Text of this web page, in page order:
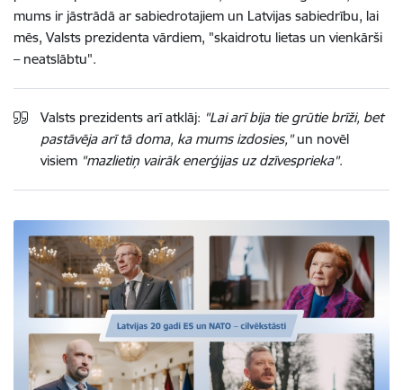
mums ir jāstrādā ar sabiedrotajiem un Latvijas sabiedrību, lai
mēs, Valsts prezidenta vārdiem, "skaidrotu lietas un vienkārši
– neatslābtu".
Valsts prezidents arī atklāj: "Lai arī bija tie grūtie brīži, bet
pastāvēja arī tā doma, ka mums izdosies,"un novēl
visiem "mazlietiņ vairāk enerģijas uz dzīvesprieka".